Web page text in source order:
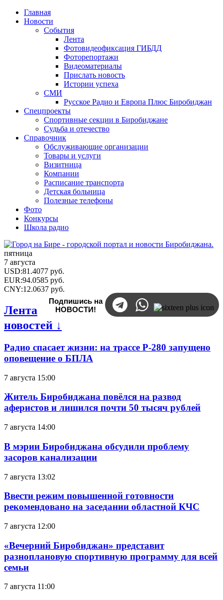
Главная
Новости
События
Лента
Фотовидеофиксация ГИБДД
Фоторепортажи
Видеоматериалы
Прислать новость
Истории успеха
СМИ
Русское Радио и Европа Плюс Биробиджан
Спецпроекты
Спортивные секции в Биробиджане
Судьба и отечество
Справочник
Обслуживающие организации
Товары и услуги
Визитница
Компании
Расписание транспорта
Детская больница
Полезные телефоны
Фото
Конкурсы
Школа радио
пятница
7 августа
USD:81.4077 руб.
EUR:94.0585 руб.
CNY:12.0637 руб.
Подпишись на
НОВОСТИ!
Лента
новостей ↓
Радио спасает жизни: на трассе Р-280 запущено
оповещение о БПЛА
7 августа 15:00
Житель Биробиджана повёлся на развод
аферистов и лишился почти 50 тысяч рублей
7 августа 14:00
В мэрии Биробиджана обсудили проблему
засоров канализации
7 августа 13:02
Ввести режим повышенной готовности
рекомендовано на заседании областной КЧС
7 августа 12:00
«Вечерний Биробиджан» представит
разноплановую спортивную программу для всей
семьи
7 августа 11:00